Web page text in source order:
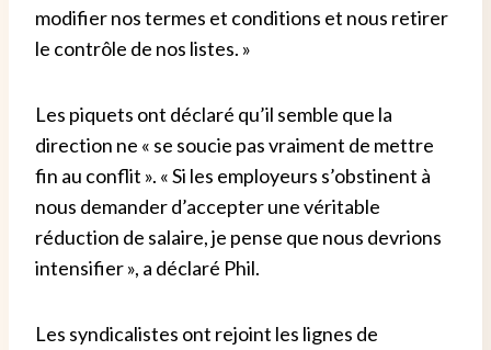
modifier nos termes et conditions et nous retirer
le contrôle de nos listes. »
Les piquets ont déclaré qu’il semble que la
direction ne « se soucie pas vraiment de mettre
fin au conflit ». « Si les employeurs s’obstinent à
nous demander d’accepter une véritable
réduction de salaire, je pense que nous devrions
intensifier », a déclaré Phil.
Les syndicalistes ont rejoint les lignes de